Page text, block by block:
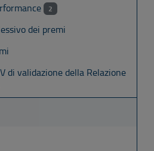
2
dei premi
di validazione della Relazione